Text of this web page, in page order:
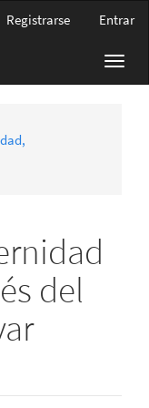
Registrarse Entrar
del